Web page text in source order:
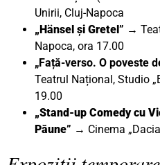
Unirii, Cluj-Napoca
„Hänsel și Gretel” →
Napoca, ora 17.00
„Față-verso. O poveste
Teatrul Național, Studio
19.00
„Stand-up Comedy cu
Păune” → Cinema